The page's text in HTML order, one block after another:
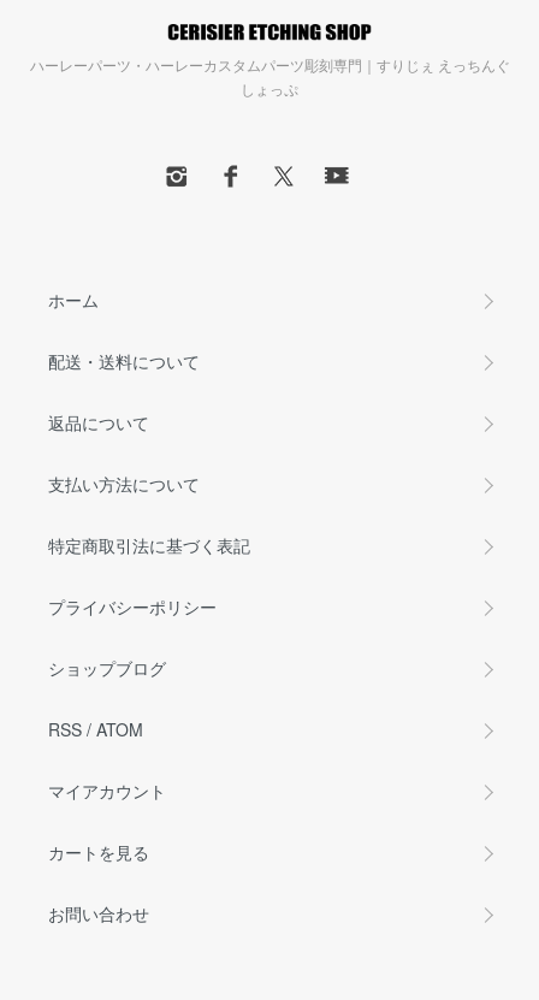
ハーレーパーツ・ハーレーカスタムパーツ彫刻専門｜すりじぇ えっちんぐ
しょっぷ
ホーム
配送・送料について
返品について
支払い方法について
特定商取引法に基づく表記
プライバシーポリシー
ショップブログ
RSS / ATOM
マイアカウント
カートを見る
お問い合わせ